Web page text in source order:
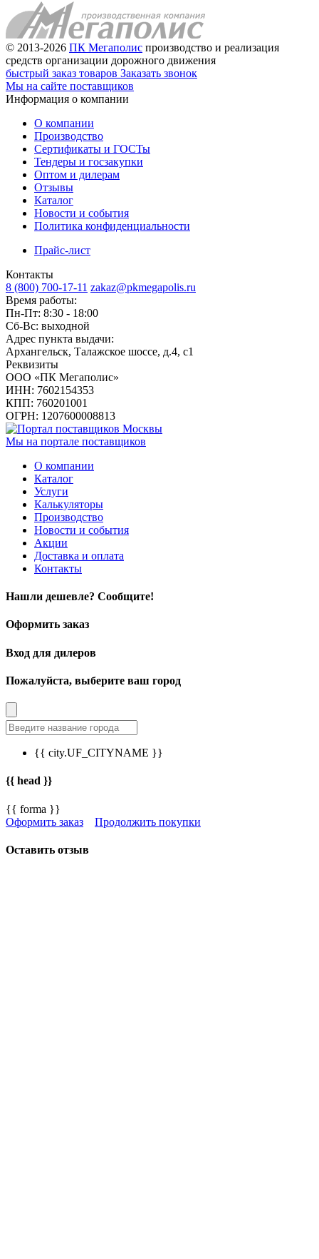
© 2013-2026 ПК Мегаполис производство и реализация
средств организации дорожного движения
быстрый заказ товаров Заказать звонок
Мы на сайте поставщиков
Информация о компании
О компании
Производство
Сертификаты и ГОСТы
Тендеры и госзакупки
Оптом и дилерам
Отзывы
Каталог
Новости и события
Политика конфиденциальности
Прайс-лист
Контакты
8 (800) 700-17-11 zakaz@pkmegapolis.ru
Время работы:
Пн-Пт: 8:30 - 18:00
Сб-Вс: выходной
Адрес пункта выдачи:
Архангельск, Талажское шоссе, д.4, с1
Реквизиты
ООО «ПК Мегаполис»
ИНН: 7602154353
КПП: 760201001
ОГРН: 1207600008813
Мы на портале поставщиков
О компании
Каталог
Услуги
Калькуляторы
Производство
Новости и события
Акции
Доставка и оплата
Контакты
Нашли дешевле? Сообщите!
Оформить заказ
Вход для дилеров
Пожалуйста, выберите ваш город
{{ city.UF_CITYNAME }}
{{ head }}
{{ forma }}
Оформить заказ
Продолжить покупки
Оставить отзыв